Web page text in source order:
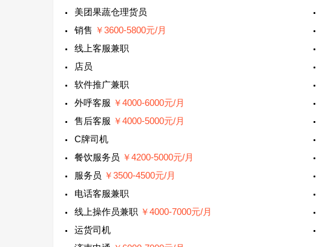
美团果蔬仓理货员
销售 ￥3600-5800元/月
线上客服兼职
店员
软件推广兼职
外呼客服 ￥4000-6000元/月
售后客服 ￥4000-5000元/月
C牌司机
餐饮服务员 ￥4200-5000元/月
服务员 ￥3500-4500元/月
电话客服兼职
线上操作员兼职 ￥4000-7000元/月
运货司机